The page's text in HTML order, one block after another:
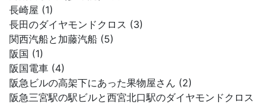
長崎屋 (1)
長田のダイヤモンドクロス (3)
関西汽船と加藤汽船 (5)
阪国 (1)
阪国電車 (4)
阪急ビルの高架下にあった果物屋さん (2)
阪急三宮駅の駅ビルと西宮北口駅のダイヤモンドクロス